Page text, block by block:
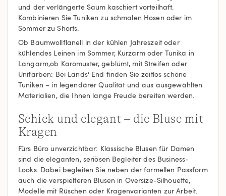
und der verlängerte Saum kaschiert vorteilhaft.
Kombinieren Sie Tuniken zu schmalen Hosen oder im
Sommer zu Shorts.
Ob Baumwollflanell in der kühlen Jahreszeit oder
kühlendes Leinen im Sommer, Kurzarm oder Tunika in
Langarm,ob Karomuster, geblümt, mit Streifen oder
Unifarben: Bei Lands‘ End finden Sie zeitlos schöne
Tuniken – in legendärer Qualität und aus ausgewählten
Materialien, die Ihnen lange Freude bereiten werden.
Schick und elegant – die Bluse mit
Kragen
Fürs Büro unverzichtbar: Klassische Blusen für Damen
sind die eleganten, seriösen Begleiter des Business-
Looks. Dabei begleiten Sie neben der formellen Passform
auch die verspielteren Blusen in Oversize-Silhouette,
Modelle mit Rüschen oder Kragenvarianten zur Arbeit.